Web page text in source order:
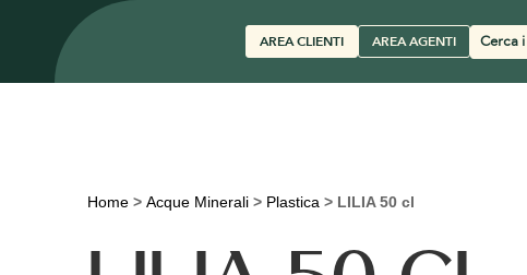
AREA CLIENTI AREA AGENTI
Cerca
prodotti
Home> Acque Minerali> Plastica > LILIA 50 cl